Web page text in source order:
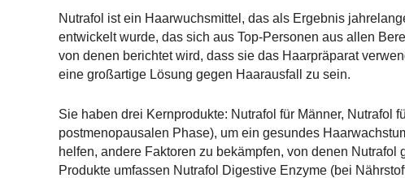
Nutrafol ist ein Haarwuchsmittel, das als Ergebnis
entwickelt wurde, das sich aus Top-Personen aus allen
von denen berichtet wird, dass sie das Haarpräparat
eine großartige Lösung gegen Haarausfall zu sein.
Sie haben drei Kernprodukte: Nutrafol für Männer, Nutrafol
postmenopausalen Phase), um ein gesundes
helfen, andere Faktoren zu bekämpfen, von denen
Produkte umfassen Nutrafol Digestive Enzyme (bei